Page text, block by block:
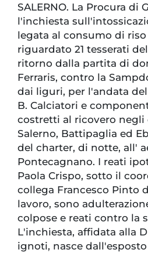
SALERNO. La Procura di
l'inchiesta
legata al consumo di
riguardato 21 tesserati
ritorno dalla partita di
Ferraris, contro la
dai liguri, per l'andata
B. Calciatori e
costretti al ricovero negli
Salerno, Battipaglia ed
del charter, di notte, all'
Pontecagnano. I reati
Paola Crispo, sotto il
collega Francesco Pinto
lavoro, sono
colpose e reati contro la
L'inchiesta, affidata alla
ignoti, nasce